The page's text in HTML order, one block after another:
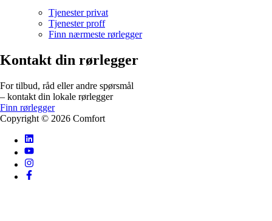
Tjenester privat
Tjenester proff
Finn nærmeste rørlegger
Kontakt din rørlegger
For tilbud, råd eller andre spørsmål
– kontakt din lokale rørlegger
Finn rørlegger
Copyright © 2026 Comfort